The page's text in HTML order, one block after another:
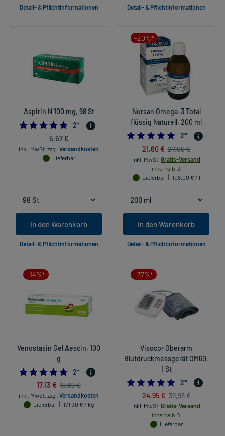
Detail- & Pflichtinformationen Detail- & Pflichtinformationen
Aspirin N 100 mg, 98 St
5.0
2*
5,57 €
inkl. MwSt. zzgl. Versandkosten
Lieferbar
In den Warenkorb
Detail- & Pflichtinformationen
-20%*
Norsan Omega-3 Total
flüssig Naturell, 200 ml
5.0
2*
21,60 € 27,00 €
inkl. MwSt. Gratis-Versand
innerhalb D.
Lieferbar
108,00 € / l
In den Warenkorb
Detail- & Pflichtinformationen
-14%*
Venostasin Gel Aescin, 100
g
5.0
2*
17,13 € 19,99 €
inkl. MwSt. zzgl. Versandkosten
Lieferbar
171,30 € / kg
-37%*
Visocor Oberarm
Blutdruckmessgerät OM60,
1 St
5.0
2*
24,95 € 39,95 €
inkl. MwSt. Gratis-Versand
innerhalb D.
Lieferbar